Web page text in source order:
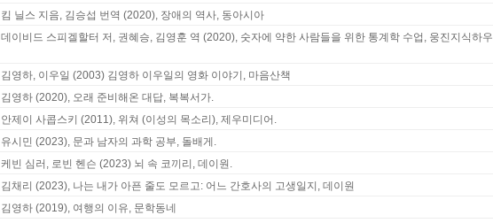
킴 닐스 지음, 김승섭 번역 (2020), 장애의 역사, 동아시아
데이비드 스피겔할터 저, 권혜승, 김영훈 역 (2020), 숫자에 약한 사람들을 위한 통계학 수업, 웅진지식하우
김영하, 이우일 (2003) 김영하 이우일의 영화 이야기, 마음산책
김영하 (2020), 오래 준비해온 대답, 복복서가.
안제이 사콥스키 (2011), 위쳐 (이성의 목소리), 제우미디어.
유시민 (2023), 문과 남자의 과학 공부, 돌배게.
케빈 심러, 로빈 헨슨 (2023) 뇌 속 코끼리, 데이원.
김채리 (2023), 나는 내가 아픈 줄도 모르고: 어느 간호사의 고생일지, 데이원
김영하 (2019), 여행의 이유, 문학동네